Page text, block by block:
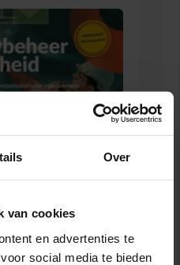
Over
van cookies
en advertenties te
social media te bieden